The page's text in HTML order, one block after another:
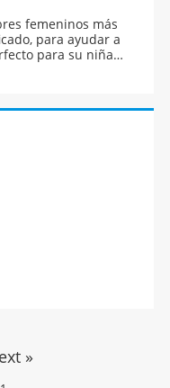
femeninos más
para ayudar a
para su niña
nombre para el
ya que el bebé
»